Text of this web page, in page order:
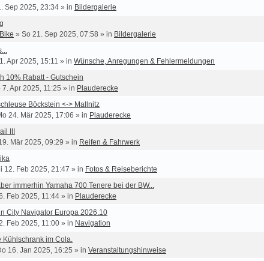
Sep 2025, 23:34 » in Bildergalerie
» So 21. Sep 2025, 07:58 » in Bildergalerie
Apr 2025, 15:11 » in Wünsche, Anregungen & Fehlermeldungen
10% Rabatt - Gutschein
7. Apr 2025, 11:25 » in Plauderecke
Böckstein <-> Mallnitz
24. Mär 2025, 17:06 » in Plauderecke
III
Mär 2025, 09:29 » in Reifen & Fahrwerk
12. Feb 2025, 21:47 » in Fotos & Reiseberichte
immerhin Yamaha 700 Tenere bei der BW...
Feb 2025, 11:44 » in Plauderecke
City Navigator Europa 2026.10
Feb 2025, 11:00 » in Navigation
Kühlschrank im Cola.
16. Jan 2025, 16:25 » in Veranstaltungshinweise